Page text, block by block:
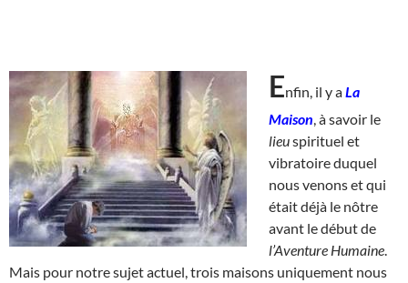
Enfin, il y aLa
Maison , à savoir le
lieuspirituel et
vibratoire duquel
nous venons et qui
était déjà le nôtre
avant le début de
l’Aventure Humaine
Mais pour notre sujet actuel, trois maisons uniquement nous